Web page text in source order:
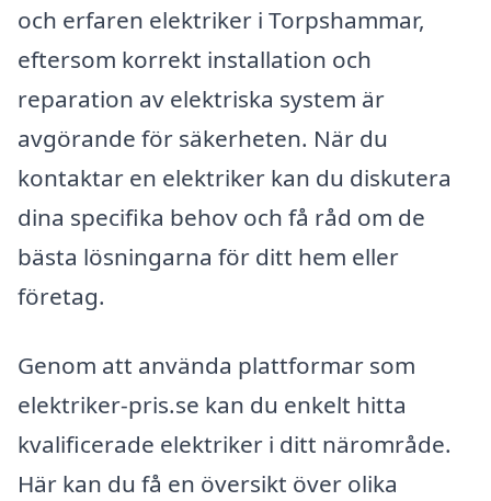
och erfaren elektriker i Torpshammar,
eftersom korrekt installation och
reparation av elektriska system är
avgörande för säkerheten. När du
kontaktar en elektriker kan du diskutera
dina specifika behov och få råd om de
bästa lösningarna för ditt hem eller
företag.
Genom att använda plattformar som
elektriker-pris.se kan du enkelt hitta
kvalificerade elektriker i ditt närområde.
Här kan du få en översikt över olika